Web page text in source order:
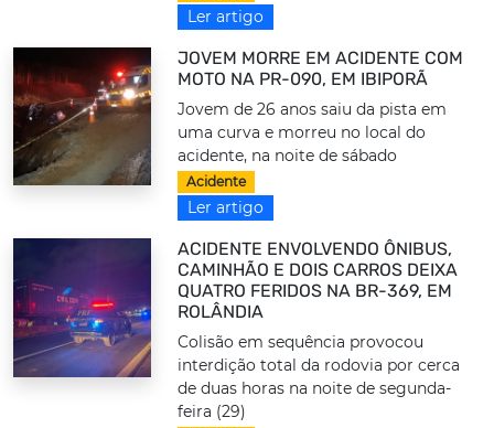
Ler artigo
JOVEM MORRE EM ACIDENTE COM
MOTO NA PR-090, EM IBIPORÃ
Jovem de 26 anos saiu da pista em
uma curva e morreu no local do
acidente, na noite de sábado
Acidente
Ler artigo
ACIDENTE ENVOLVENDO ÔNIBUS,
CAMINHÃO E DOIS CARROS DEIXA
QUATRO FERIDOS NA BR-369, EM
ROLÂNDIA
Colisão em sequência provocou
interdição total da rodovia por cerca
de duas horas na noite de segunda-
feira (29)